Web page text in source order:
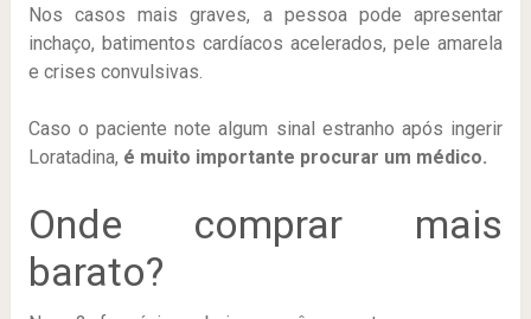
Nos casos mais graves, a pessoa pode apresentar
inchaço, batimentos cardíacos acelerados, pele amarela
e crises convulsivas.
Caso o paciente note algum sinal estranho após ingerir
Loratadina, é muito importante procurar um médico.
Onde comprar mais
barato?